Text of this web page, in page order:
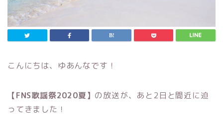
こんにちは、ゆあんなです！
【FNS歌謡祭2020夏】 の放送が、あと2日と間近に迫
ってきました！